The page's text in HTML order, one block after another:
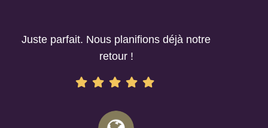
Juste parfait. Nous planifions déjà notre
retour !